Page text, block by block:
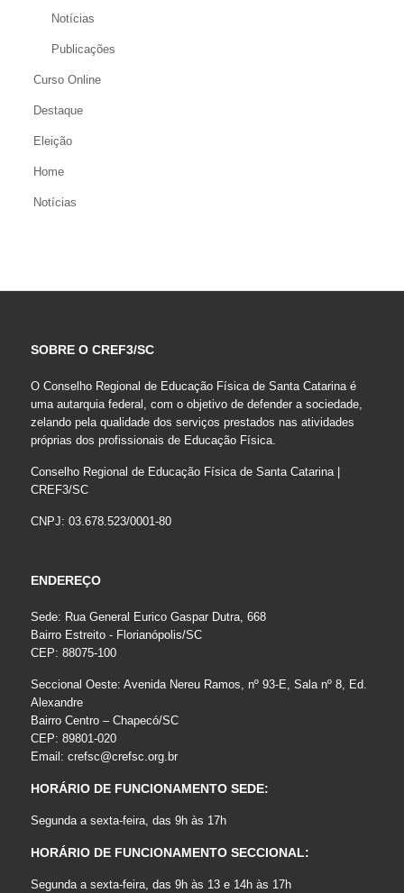
Notícias
Publicações
Curso Online
Destaque
Eleição
Home
Notícias
SOBRE O CREF3/SC
O Conselho Regional de Educação Física de Santa Catarina é
uma autarquia federal, com o objetivo de defender a sociedade,
zelando pela qualidade dos serviços prestados nas atividades
próprias dos profissionais de Educação Física.
Conselho Regional de Educação Física de Santa Catarina |
CREF3/SC
CNPJ: 03.678.523/0001-80
ENDEREÇO
Sede: Rua General Eurico Gaspar Dutra, 668
Bairro Estreito - Florianópolis/SC
CEP: 88075-100
Seccional Oeste: Avenida Nereu Ramos, nº 93-E, Sala nº 8, Ed.
Alexandre
Bairro Centro – Chapecó/SC
CEP: 89801-020
Email: crefsc@crefsc.org.br
HORÁRIO DE FUNCIONAMENTO SEDE:
Segunda a sexta-feira, das 9h às 17h
HORÁRIO DE FUNCIONAMENTO SECCIONAL:
Segunda a sexta-feira, das 9h às 13 e 14h às 17h